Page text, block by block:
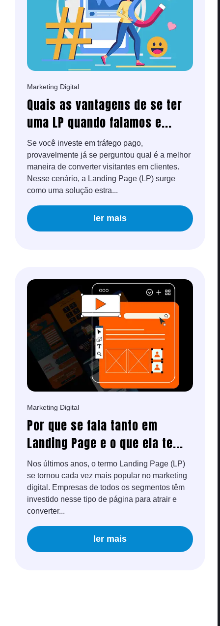
Marketing Digital
Quais as vantagens de se ter
uma LP quando falamos e...
Se você investe em tráfego pago,
provavelmente já se perguntou qual é a melhor
maneira de converter visitantes em clientes.
Nesse cenário, a Landing Page (LP) surge
como uma solução estra...
ler mais
Marketing Digital
Por que se fala tanto em
Landing Page e o que ela te...
Nos últimos anos, o termo Landing Page (LP)
se tornou cada vez mais popular no marketing
digital. Empresas de todos os segmentos têm
investido nesse tipo de página para atrair e
converter...
ler mais